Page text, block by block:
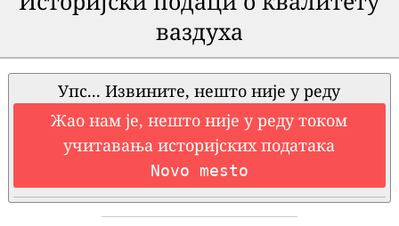
ваздуха
Упс... Извините, нешто није у реду
Жао нам је, нешто није у реду током
учитавања историјских података
Novo mesto